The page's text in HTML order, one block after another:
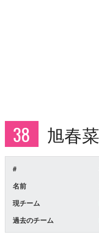
38 旭春菜
#
名前
現チーム
過去のチーム